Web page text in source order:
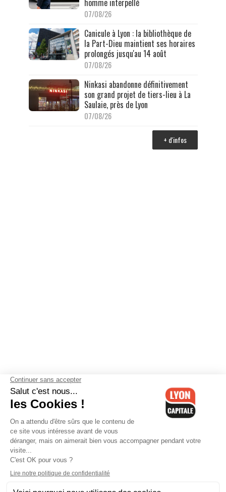
homme interpellé
07/08/26
Canicule à Lyon : la bibliothèque de
la Part-Dieu maintient ses horaires
prolongés jusqu'au 14 août
07/08/26
Ninkasi abandonne définitivement
son grand projet de tiers-lieu à La
Saulaie, près de Lyon
07/08/26
+ d'infos